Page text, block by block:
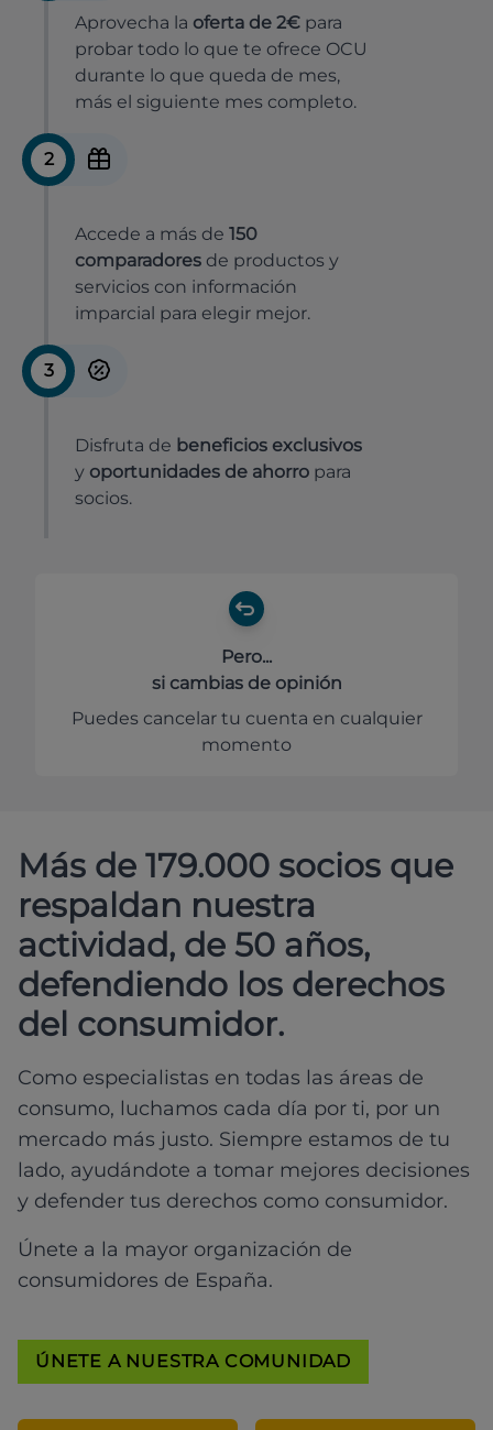
Aprovecha la oferta de 2€ para
probar todo lo que te ofrece OCU
durante lo que queda de mes,
más el siguiente mes completo.
2
Accede a más de 150
comparadores de productos y
servicios con información
imparcial para elegir mejor.
3
Disfruta de beneficios exclusivos
y oportunidades de ahorro para
socios.
Pero...
si cambias de opinión
Puedes cancelar tu cuenta en cualquier
momento
Más de 179.000 socios que
respaldan nuestra
actividad, de 50 años,
defendiendo los derechos
del consumidor.
Como especialistas en todas las áreas de
consumo, luchamos cada día por ti, por un
mercado más justo. Siempre estamos de tu
lado, ayudándote a tomar mejores decisiones
y defender tus derechos como consumidor.
Únete a la mayor organización de
consumidores de España.
ÚNETE A NUESTRA COMUNIDAD